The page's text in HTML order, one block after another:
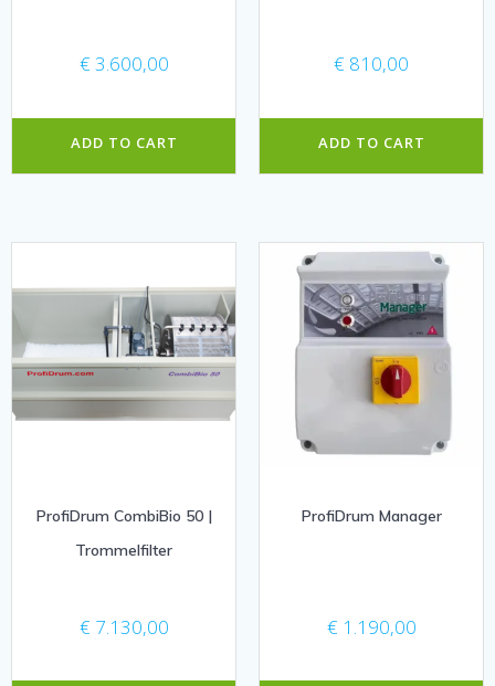
€ 3.600,00
ADD TO CART
€ 810,00
ADD TO CART
ProfiDrum CombiBio 50 |
Trommelfilter
€ 7.130,00
ProfiDrum Manager
€ 1.190,00